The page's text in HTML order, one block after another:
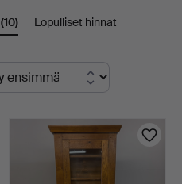
(10) Lopulliset hinnat